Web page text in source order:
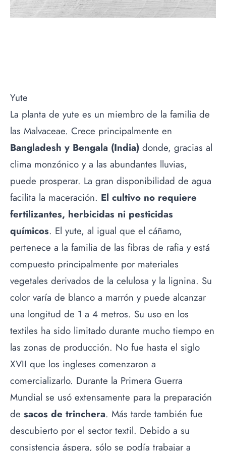
Yute
La planta de yute es un miembro de la familia de
las Malvaceae. Crece principalmente en
Bangladesh y Bengala (India) donde, gracias al
clima monzónico y a las abundantes lluvias,
puede prosperar. La gran disponibilidad de agua
facilita la maceración. El cultivo no requiere
fertilizantes, herbicidas ni pesticidas
químicos. El yute, al igual que el cáñamo,
pertenece a la familia de las fibras de rafia y está
compuesto principalmente por materiales
vegetales derivados de la celulosa y la lignina. Su
color varía de blanco a marrón y puede alcanzar
una longitud de 1 a 4 metros. Su uso en los
textiles ha sido limitado durante mucho tiempo en
las zonas de producción. No fue hasta el siglo
XVII que los ingleses comenzaron a
comercializarlo. Durante la Primera Guerra
Mundial se usó extensamente para la preparación
de sacos de trinchera. Más tarde también fue
descubierto por el sector textil. Debido a su
consistencia áspera, sólo se podía trabajar a